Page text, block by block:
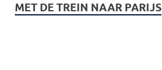
MET DE TREIN NAAR PARIJS